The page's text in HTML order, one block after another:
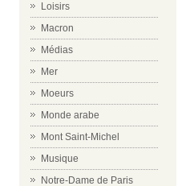
Loisirs
Macron
Médias
Mer
Moeurs
Monde arabe
Mont Saint-Michel
Musique
Notre-Dame de Paris